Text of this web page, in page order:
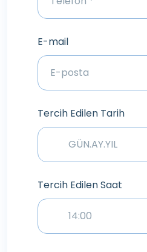
E-mail
Tercih Edilen Tarih
Tercih Edilen Saat